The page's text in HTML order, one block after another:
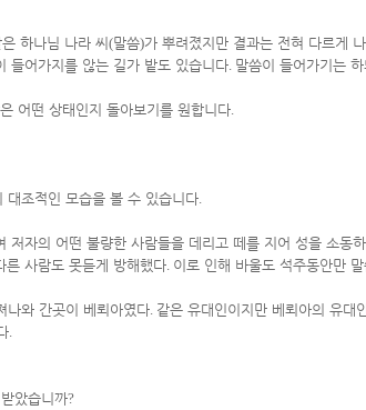
하나님 나라 씨 (말씀)가 뿌려졌지만 결과는 전혀 다르게
들어가지를 않는 길가 밭도 있습니다. 말씀이 들어가기는
어떤 상태인지 돌아보기를 원합니다.
대조적인 모습을 볼 수 있습니다.
저자의 어떤 불량한 사람들을 데리고 떼를 지어 성을 소동
사람도 못듣게 방해했다. 이로 인해 바울도 석주동안만
나와 간곳이 베뢰아였다. 같은 유대인이지만 베뢰아의 유대
.
았습니까?